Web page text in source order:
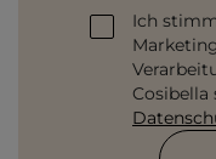
Ich
Cosibella